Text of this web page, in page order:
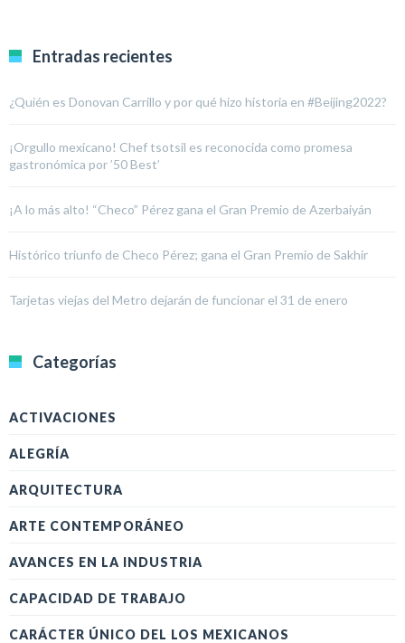
Entradas recientes
¿Quién es Donovan Carrillo y por qué hizo historia en #Beijing2022?
¡Orgullo mexicano! Chef tsotsil es reconocida como promesa
gastronómica por ’50 Best’
¡A lo más alto! “Checo” Pérez gana el Gran Premio de Azerbaiyán
Histórico triunfo de Checo Pérez; gana el Gran Premio de Sakhir
Tarjetas viejas del Metro dejarán de funcionar el 31 de enero
Categorías
ACTIVACIONES
ALEGRÍA
ARQUITECTURA
ARTE CONTEMPORÁNEO
AVANCES EN LA INDUSTRIA
CAPACIDAD DE TRABAJO
CARÁCTER ÚNICO DEL LOS MEXICANOS